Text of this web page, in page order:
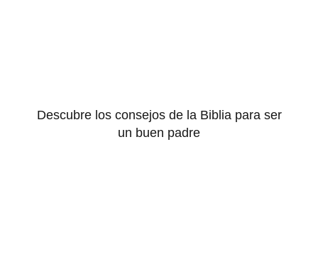
Descubre los consejos de la Biblia para ser
un buen padre